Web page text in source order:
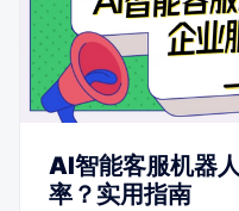
AI智能客服机器
率？实用指南